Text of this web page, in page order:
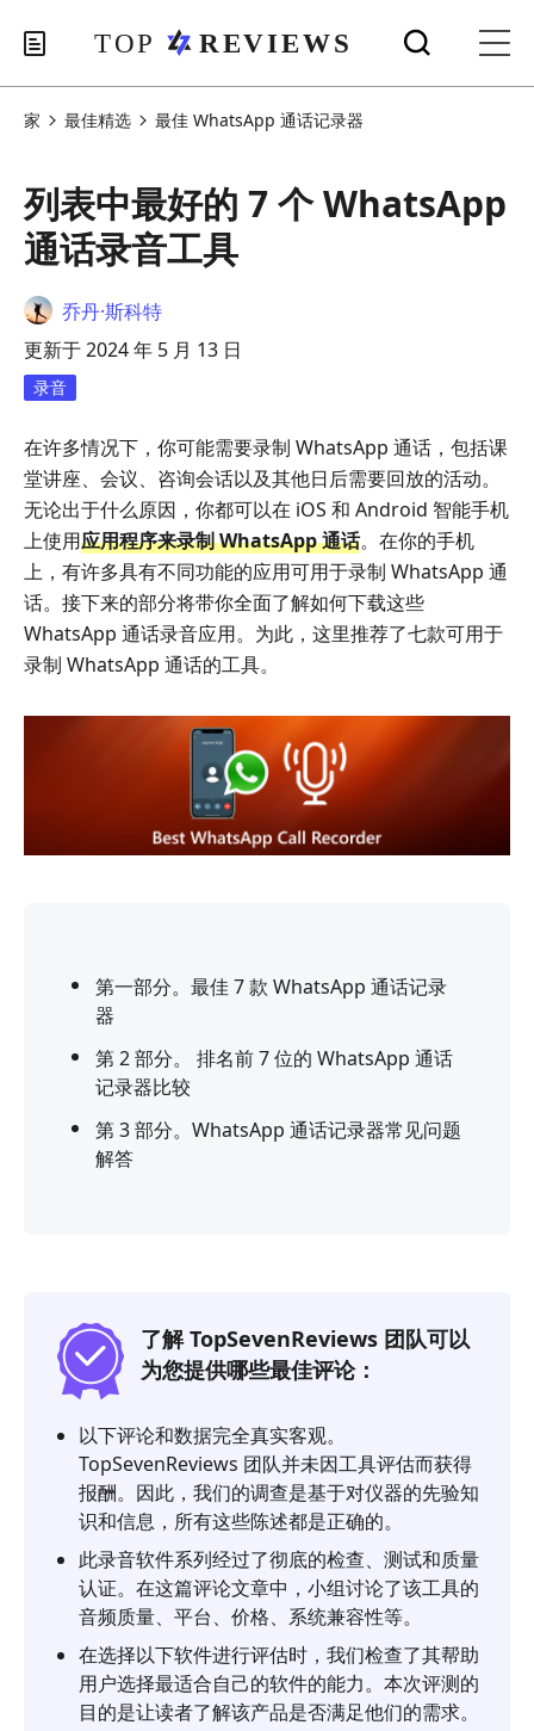
家 最佳精选 最佳 WhatsApp 通话记录器
列表中最好的 7 个 WhatsApp
通话录音工具
乔丹·斯科特
更新于 2024 年 5 月 13 日
录音
在许多情况下，你可能需要录制 WhatsApp 通话，包括课
堂讲座、会议、咨询会话以及其他日后需要回放的活动。
无论出于什么原因，你都可以在 iOS 和 Android 智能手机
上使用应用程序来录制 WhatsApp 通话。在你的手机
上，有许多具有不同功能的应用可用于录制 WhatsApp 通
话。接下来的部分将带你全面了解如何下载这些
WhatsApp 通话录音应用。为此，这里推荐了七款可用于
录制 WhatsApp 通话的工具。
第一部分。最佳 7 款 WhatsApp 通话记录
器
第 2 部分。 排名前 7 位的 WhatsApp 通话
记录器比较
第 3 部分。WhatsApp 通话记录器常见问题
解答
了解 TopSevenReviews 团队可以
为您提供哪些最佳评论：
以下评论和数据完全真实客观。
TopSevenReviews 团队并未因工具评估而获得
报酬。因此，我们的调查是基于对仪器的先验知
识和信息，所有这些陈述都是正确的。
此录音软件系列经过了彻底的检查、测试和质量
认证。在这篇评论文章中，小组讨论了该工具的
音频质量、平台、价格、系统兼容性等。
在选择以下软件进行评估时，我们检查了其帮助
用户选择最适合自己的软件的能力。本次评测的
目的是让读者了解该产品是否满足他们的需求。